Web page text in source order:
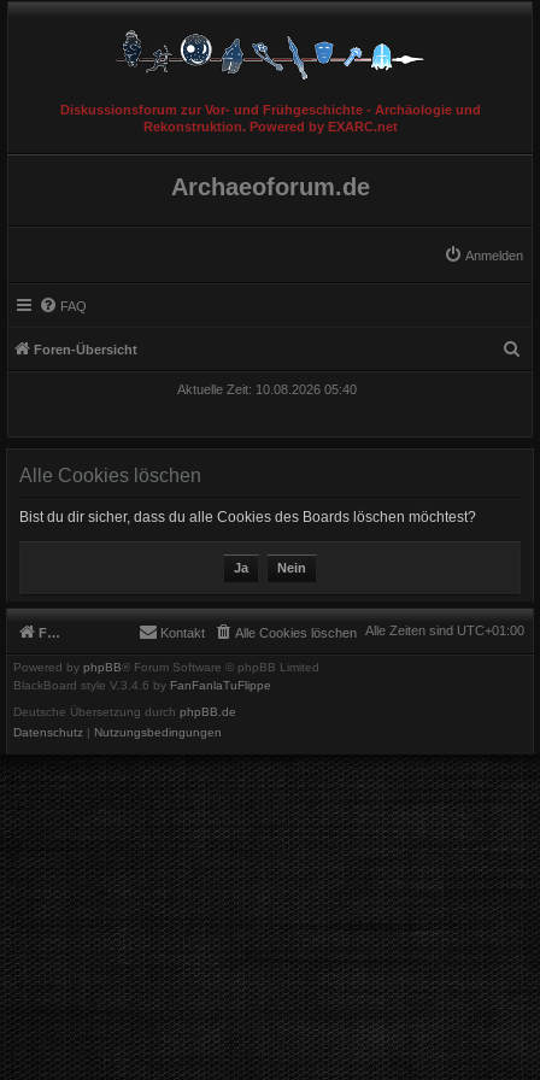
Diskussionsforum zur Vor- und Frühgeschichte - Archäologie und
Rekonstruktion. Powered by EXARC.net
Archaeoforum.de
Anmelden
FAQ
Foren-Übersicht
Aktuelle Zeit: 10.08.2026 05:40
Alle Cookies löschen
Bist du dir sicher, dass du alle Cookies des Boards löschen möchtest?
Foren-Übersicht Alle Zeiten sind UTC+01:00
Alle Cookies löschen
Kontakt
Powered by phpBB® Forum Software © phpBB Limited
BlackBoard style V.3.4.6 by FanFanlaTuFlippe
Deutsche Übersetzung durch phpBB.de
Datenschutz | Nutzungsbedingungen